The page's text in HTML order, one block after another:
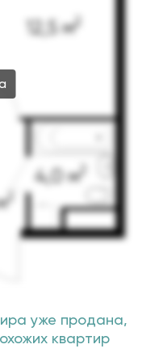
уже продана,
квартир